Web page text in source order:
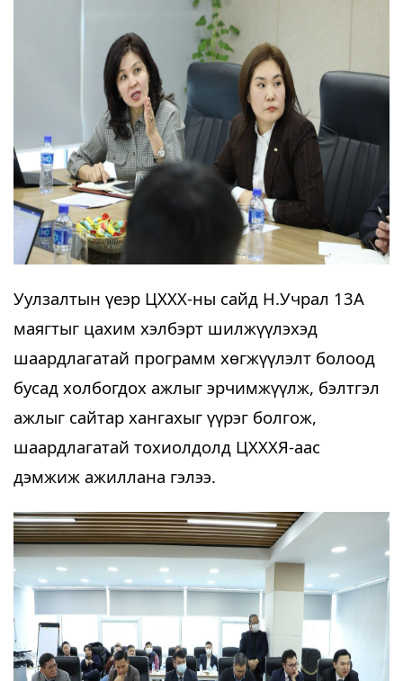
Уулзалтын үеэр ЦХХХ-ны сайд Н.Учрал 13А
маягтыг цахим хэлбэрт шилжүүлэхэд
шаардлагатай программ хөгжүүлэлт болоод
бусад холбогдох ажлыг эрчимжүүлж, бэлтгэл
ажлыг сайтар хангахыг үүрэг болгож,
шаардлагатай тохиолдолд ЦХХХЯ-аас
дэмжиж ажиллана гэлээ.